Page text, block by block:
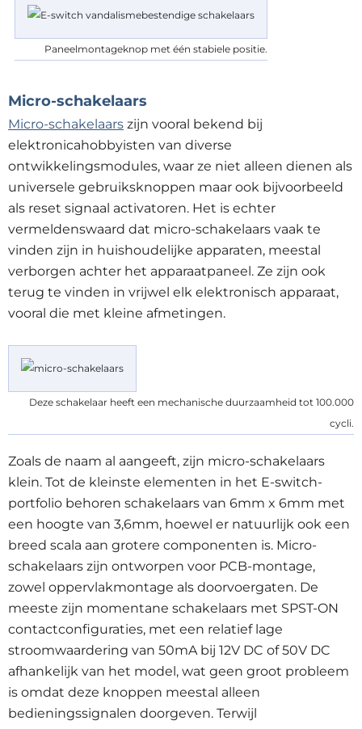
Paneelmontageknop met één stabiele positie.
Micro-schakelaars
Micro-schakelaars zijn vooral bekend bij
elektronicahobbyisten van diverse
ontwikkelingsmodules, waar ze niet alleen dienen als
universele gebruiksknoppen maar ook bijvoorbeeld
als reset signaal activatoren. Het is echter
vermeldenswaard dat micro-schakelaars vaak te
vinden zijn in huishoudelijke apparaten, meestal
verborgen achter het apparaatpaneel. Ze zijn ook
terug te vinden in vrijwel elk elektronisch apparaat,
vooral die met kleine afmetingen.
Deze schakelaar heeft een mechanische duurzaamheid tot 100.000
cycli.
Zoals de naam al aangeeft, zijn micro-schakelaars
klein. Tot de kleinste elementen in het E-switch-
portfolio behoren schakelaars van 6mm x 6mm met
een hoogte van 3,6mm, hoewel er natuurlijk ook een
breed scala aan grotere componenten is. Micro-
schakelaars zijn ontworpen voor PCB-montage,
zowel oppervlakmontage als doorvoergaten. De
meeste zijn momentane schakelaars met SPST-ON
contactconfiguraties, met een relatief lage
stroomwaardering van 50mA bij 12V DC of 50V DC
afhankelijk van het model, wat geen groot probleem
is omdat deze knoppen meestal alleen
bedieningssignalen doorgeven. Terwijl